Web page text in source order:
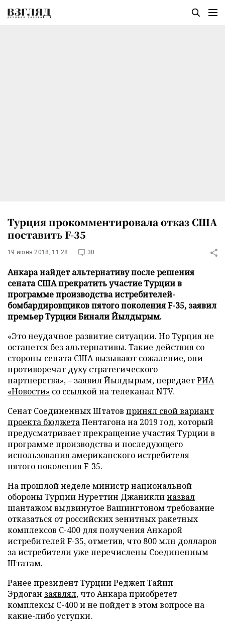
Турция прокомментировала отказ США
поставить F-35
19 июня 2018, 11:28 30
Анкара найдет альтернативу после решения
сената США прекратить участие Турции в
программе производства истребителей-
бомбардировщиков пятого поколения F-35, заявил
премьер Турции Бинали Йылдырым.
«Это неудачное развитие ситуации. Но Турция не
останется без альтернативы. Такие действия со
стороны сената США вызывают сожаление, они
противоречат духу стратегического
партнерства», – заявил Йылдырым, передаетРИА
«Новости» со ссылкой на телеканал NTV.
Сенат Соединенных Штатов принял свой вариант
проекта бюджетаПентагона на 2019 год, который
предусматривает прекращение участия Турции в
программе производства и последующего
использования американского истребителя
пятого поколения F-35.
На прошлой неделе министр национальной
обороны Турции Нуреттин Джаниклиназвал
шантажом выдвинутое Вашингтоном требование
отказаться от российских зенитных ракетных
комплексов С-400 для получения Анкарой
истребителей F-35, отметив, что 800 млн долларов
за истребители уже перечислены Соединенным
Штатам.
Ранее президент Турции Реджеп Тайип
Эрдоган заявлял, что Анкара приобретет
комплексы С-400 и не пойдет в этом вопросе на
какие-либо уступки.